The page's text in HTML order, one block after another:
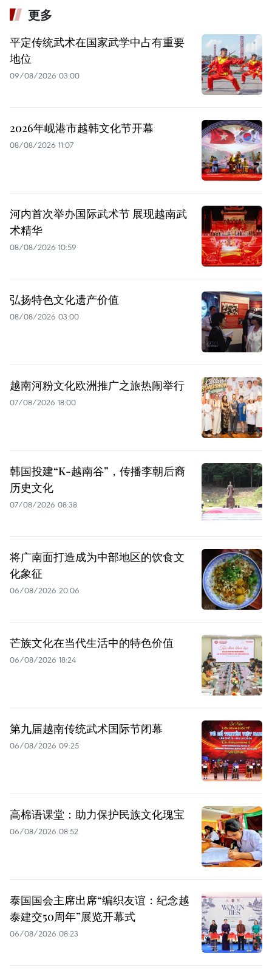
更多
平定传统武术在国家武学中占有重要
地位
09/08/2026 03:00
2026年岘港市越韩文化节开幕
08/08/2026 11:07
河内首次举办国际武术节 展现越南武
术精华
08/08/2026 10:59
弘扬特色文化遗产价值
08/08/2026 03:00
越南河粉文化欧洲推广之旅热闹举行
07/08/2026 18:00
韩国投建“K-越南谷”，传播李朝后裔
历史文化
07/08/2026 08:38
将广南面打造成为中部地区的饮食文
化象征
06/08/2026 20:06
芒族文化在当代生活中的特色价值
06/08/2026 18:24
第九届越南传统武术国际节闭幕
06/08/2026 09:25
高棉语课堂：助力保护民族文化瑰宝
06/08/2026 08:52
泰国国会主席出席“编织友谊：纪念越
泰建交50周年”展览开幕式
06/08/2026 08:23